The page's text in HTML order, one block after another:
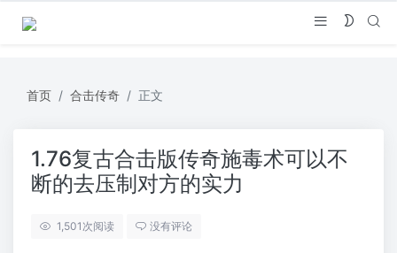
首页 合击传奇 正文
1.76复古合击版传奇施毒术可以不
断的去压制对方的实力
1,501 次阅读 没有评论